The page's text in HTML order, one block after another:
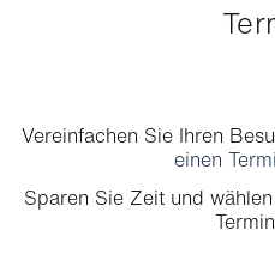
Vereinfachen Sie Ihren
einen
Sparen Sie Zeit und